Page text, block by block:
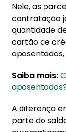
Nele, as
contratação
quantidade
cartão de
aposentados,
Saiba mais:
A diferença
parte do